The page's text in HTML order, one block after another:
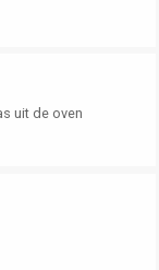
uit de oven